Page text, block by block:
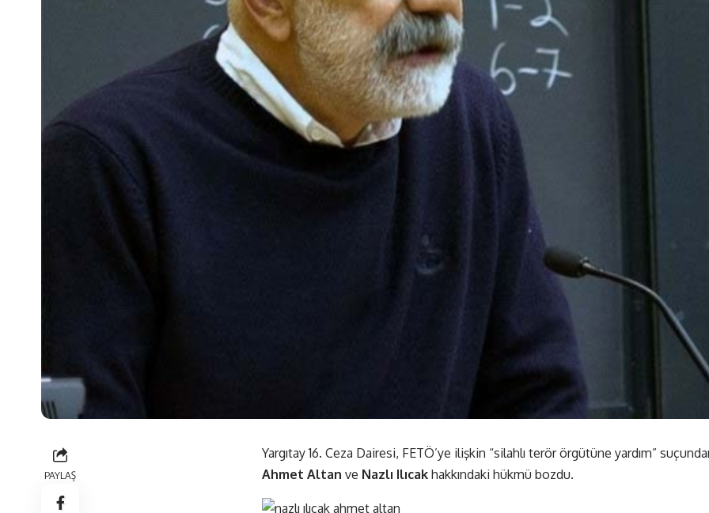
PAYLAŞ
Yargıtay 16. Ceza Dairesi, FETÖ’ye ilişkin “silahlı terör örgütüne yardım”
Ahmet Altan ve Nazlı Ilıcak hakkındaki hükmü bozdu.